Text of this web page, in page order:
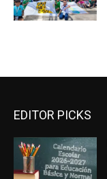
EDITOR PICKS